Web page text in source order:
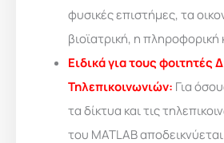
φυσικές επιστήμες, τα
βιοϊατρική, η πληροφορική
Ειδικά για τους φοιτητές
Τηλεπικοινωνιών: Για
τα δίκτυα και τις
του MATLAB αποδεικνύεται